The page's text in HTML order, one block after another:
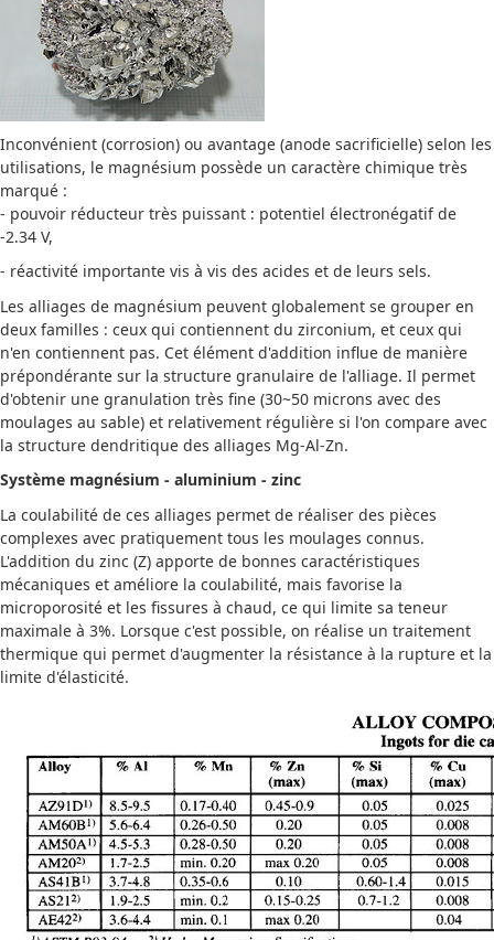
Inconvénient (corrosion) ou avantage (anode sacrificielle) selon les
utilisations, le magnésium possède un caractère chimique très
marqué :
- pouvoir réducteur très puissant : potentiel électronégatif de
-2.34 V,
- réactivité importante vis à vis des acides et de leurs sels.
Les alliages de magnésium peuvent globalement se grouper en
deux familles : ceux qui contiennent du zirconium, et ceux qui
n'en contiennent pas. Cet élément d'addition influe de manière
prépondérante sur la structure granulaire de l'alliage. Il permet
d'obtenir une granulation très fine (30~50 microns avec des
moulages au sable) et relativement régulière si l'on compare avec
la structure dendritique des alliages Mg-Al-Zn.
Système magnésium - aluminium - zinc
La coulabilité de ces alliages permet de réaliser des pièces
complexes avec pratiquement tous les moulages connus.
L'addition du zinc (Z) apporte de bonnes caractéristiques
mécaniques et améliore la coulabilité, mais favorise la
microporosité et les fissures à chaud, ce qui limite sa teneur
maximale à 3%. Lorsque c'est possible, on réalise un traitement
thermique qui permet d'augmenter la résistance à la rupture et la
limite d'élasticité.